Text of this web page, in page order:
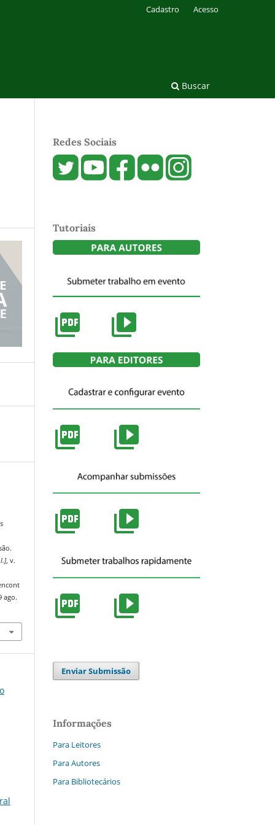
Buscar
Cadastro Acesso
, v.
ago.
Redes Sociais
Tutoriais
Enviar Submissão
Informações
Para Leitores
Para Autores
Para Bibliotecários